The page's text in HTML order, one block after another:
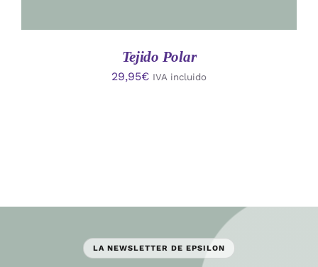
Tejido Polar
29,95€ IVA incluido
LA NEWSLETTER DE EPSILON